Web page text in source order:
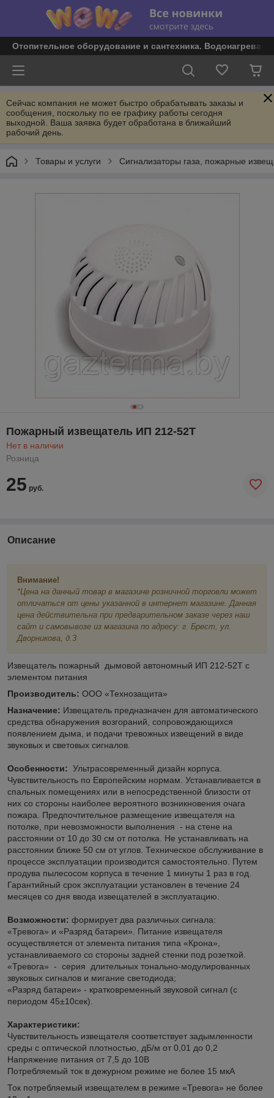
Отопительное оборудование и сантехника.
Сейчас компания не может быстро обрабатывать заказы и
сообщения, поскольку по ее графику работы сегодня
выходной. Ваша заявка будет обработана в ближайший
рабочий день.
Товары и услуги Сигнализаторы газа, пожарные
Пожарный извещатель ИП 212-52Т
Нет в наличии
Розница
25 руб.
Описание
Внимание!
*Цена на данный товар в магазине розничной торговли может
отличаться от цены указанной в интернет магазине. Данная
цена действительна при предварительном заказе через наш
сайт и самовывозе из магазина по адресу: г. Брест, ул.
Дворникова, д.3
Извещатель пожарный дымовой автономный ИП 212-52Т с
элементом питания
Производитель: ООО «Технозащита»
Назначение: Извещатель предназначен для автоматического
средства обнаружения возгораний, сопровождающихся
появлением дыма, и подачи тревожных извещений в виде
звуковых и световых сигналов.
Особенности: Ультрасовременный дизайн корпуса.
Чувствительность по Европейским нормам. Устанавливается в
спальных помещениях или в непосредственной близости от
них со стороны наиболее вероятного возникновения очага
пожара. Предпочтительное размещение извещателя на
потолке, при невозможности выполнения - на стене на
расстоянии от 10 до 30 см от потолка. Не устанавливать на
расстоянии ближе 50 см от углов. Техническое обслуживание в
процессе эксплуатации производится самостоятельно. Путем
продува пылесосом корпуса в течение 1 минуты 1 раз в год.
Гарантийный срок эксплуатации установлен в течение 24
месяцев со дня ввода извещателей в эксплуатацию.
Возможности: формирует два различных сигнала:
«Тревога» и «Разряд батареи». Питание извещателя
осуществляется от элемента питания типа «Крона»,
устанавливаемого со стороны задней стенки под розеткой.
«Тревога» - серия длительных тонально-модулированных
звуковых сигналов и мигание светодиода;
«Разряд батареи» - кратковременный звуковой сигнал (с
периодом 45±10сек).
Характеристики:
Чувствительность извещателя соответствует задымленности
среды с оптической плотностью, дБ/м от 0,01 до 0,2
Напряжение питания от 7,5 до 10В
Потребляемый ток в дежурном режиме не более 15 мкА
Ток потребляемый извещателем в режиме «Тревога» не более